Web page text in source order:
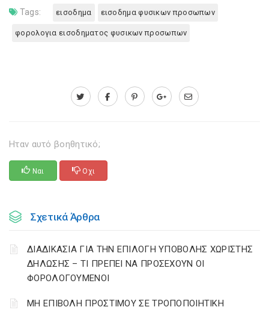
Tags: εισοδημα εισοδημα φυσικων προσωπων
φορολογια εισοδηματος φυσικων προσωπων
Ηταν αυτό βοηθητικό;
Ναι Οχι
Σχετικά Άρθρα
ΔΙΑΔΙΚΑΣΙΑ ΓΙΑ ΤΗΝ ΕΠΙΛΟΓΗ ΥΠΟΒΟΛΗΣ ΧΩΡΙΣΤΗΣ
ΔΗΛΩΣΗΣ – ΤΙ ΠΡΕΠΕΙ ΝΑ ΠΡΟΣΕΧΟΥΝ ΟΙ
ΦΟΡΟΛΟΓΟΥΜΕΝΟΙ
ΜΗ ΕΠΙΒΟΛΗ ΠΡΟΣΤΙΜΟΥ ΣΕ ΤΡΟΠΟΠΟΙΗΤΙΚΗ